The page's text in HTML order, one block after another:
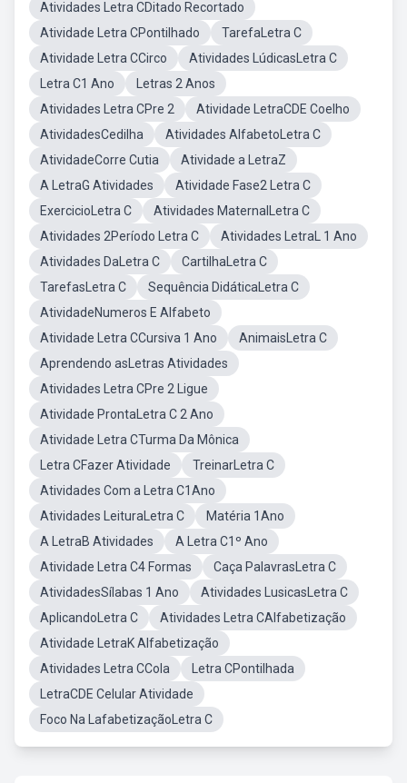
Atividades Letra CDitado Recortado
Atividade Letra CPontilhado
TarefaLetra C
Atividade Letra CCirco
Atividades LúdicasLetra C
Letra C1 Ano
Letras 2 Anos
Atividades Letra CPre 2
Atividade LetraCDE Coelho
AtividadesCedilha
Atividades AlfabetoLetra C
AtividadeCorre Cutia
Atividade a LetraZ
A LetraG Atividades
Atividade Fase2 Letra C
ExercicioLetra C
Atividades MaternalLetra C
Atividades 2Período Letra C
Atividades LetraL 1 Ano
Atividades DaLetra C
CartilhaLetra C
TarefasLetra C
Sequência DidáticaLetra C
AtividadeNumeros E Alfabeto
Atividade Letra CCursiva 1 Ano
AnimaisLetra C
Aprendendo asLetras Atividades
Atividades Letra CPre 2 Ligue
Atividade ProntaLetra C 2 Ano
Atividade Letra CTurma Da Mônica
Letra CFazer Atividade
TreinarLetra C
Atividades Com a Letra C1Ano
Atividades LeituraLetra C
Matéria 1Ano
A LetraB Atividades
A Letra C1º Ano
Atividade Letra C4 Formas
Caça PalavrasLetra C
AtividadesSílabas 1 Ano
Atividades LusicasLetra C
AplicandoLetra C
Atividades Letra CAlfabetização
Atividade LetraK Alfabetização
Atividades Letra CCola
Letra CPontilhada
LetraCDE Celular Atividade
Foco Na LafabetizaçãoLetra C